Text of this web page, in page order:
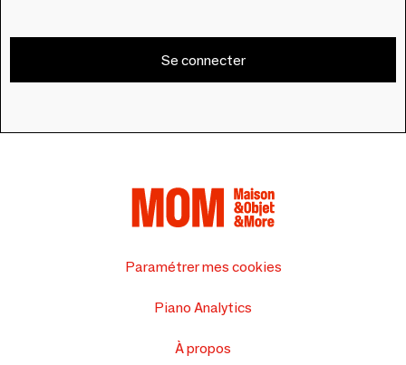
Se connecter
Paramétrer mes cookies
Piano Analytics
À propos